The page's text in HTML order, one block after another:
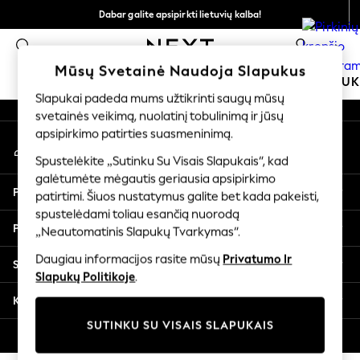
Dabar galite apsipirkti lietuvių kalba!
Greičiau ir saugiau,
0
MOKYKLINĖ APRANGA MERGAITĖMS
SCHOOLWEAR
All Boys Schoolwear
Shoes
Trousers
Shorts
Shirts
Polo Shirts
Sweatshirts & Jumpers
Coats & Jackets
Underwear
Multipacks
All Boys Sport & Swimwear
An error occurred on client
Mūsų socialiniai tinklai
Mano paskyra
Prisijunkite prie savo paskyros
Pagalba
Privatumas ir teisinė informacija
Skyriai
Kitos paslaugos
Mūsų Svetainė Naudoja Slapukus
Slapukai padeda mums užtikrinti saugų mūsų
svetainės veikimą, nuolatinį tobulinimą ir jūsų
apsipirkimo patirties suasmeninimą.
Spustelėkite „Sutinku Su Visais Slapukais“, kad
galėtumėte mėgautis geriausia apsipirkimo
patirtimi. Šiuos nustatymus galite bet kada pakeisti,
spustelėdami toliau esančią nuorodą
„Neautomatinis Slapukų Tvarkymas“.
Daugiau informacijos rasite mūsų Privatumo Ir
Slapukų Politikoje.
SUTINKU SU VISAIS SLAPUKAIS